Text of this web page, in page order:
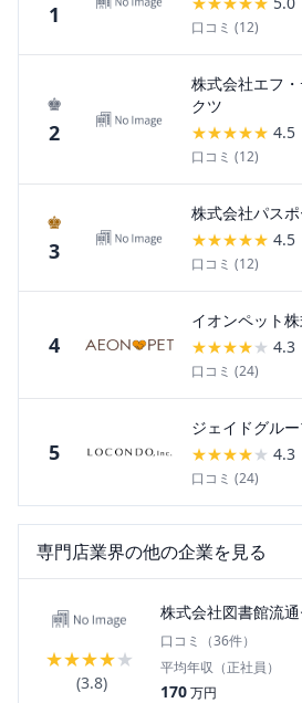
1 口コミ (12)
♚
2
株式会社エフ
クツ
★★★★★ 4.5
口コミ (12)
♚
3
株式会社パスポ
★★★★★ 4.5
口コミ (12)
4
イオンペット
★★★★★ 4.3
口コミ (24)
5
ジェイドグル
★★★★★ 4.3
口コミ (24)
専門店業界の他の企業を見る
★★★★★
(3.8)
株式会社図書館流
口コミ（36件）
平均年収（正社員）
170万円